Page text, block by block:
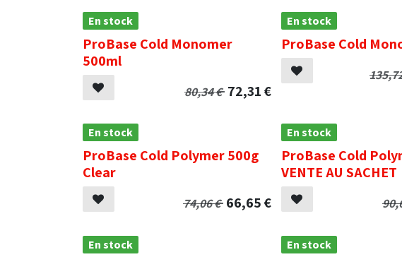
En stock
ProBase Cold Monomer
500ml
80,34€ 72,31€
En stock
ProBase Cold
En stock
ProBase Cold Polymer 500g
Clear
74,06€ 66,65€
En stock
ProBase Cold
VENTE AU SACHET
En stock En stock